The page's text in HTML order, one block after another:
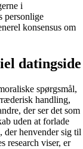
i
personlige
konsensus om
datingside
spørgsmål,
handling,
der ser det som
uden at forlade
der henvender sig til
research viser, er